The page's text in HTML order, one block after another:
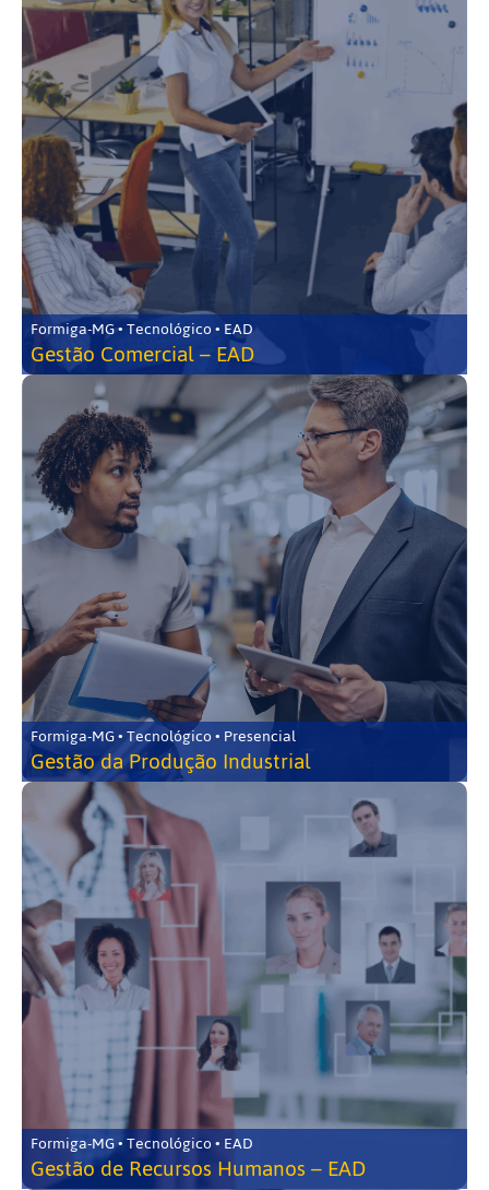
Formiga-MG • Tecnológico • EAD
Gestão Comercial – EAD
Formiga-MG • Tecnológico • Presencial
Gestão da Produção Industrial
Formiga-MG • Tecnológico • EAD
Gestão de Recursos Humanos – EAD